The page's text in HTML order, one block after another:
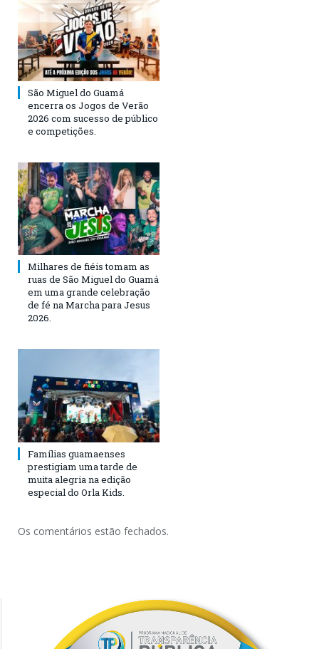
São Miguel do Guamá
encerra os Jogos de Verão
2026 com sucesso de público
e competições.
Milhares de fiéis tomam as
ruas de São Miguel do Guamá
em uma grande celebração
de fé na Marcha para Jesus
2026.
Famílias guamaenses
prestigiam uma tarde de
muita alegria na edição
especial do Orla Kids.
Os comentários estão fechados.